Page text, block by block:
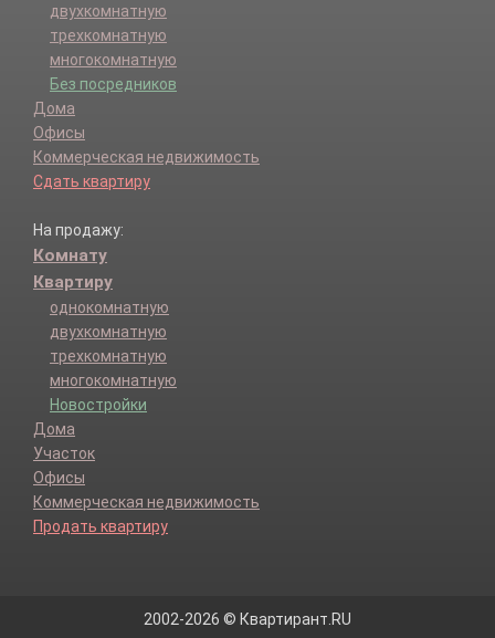
двухкомнатную
трехкомнатную
многокомнатную
Без посредников
Дома
Офисы
Коммерческая недвижимость
Сдать квартиру
На продажу:
Комнату
Квартиру
однокомнатную
двухкомнатную
трехкомнатную
многокомнатную
Новостройки
Дома
Участок
Офисы
Коммерческая недвижимость
Продать квартиру
2002-2026 © Квартирант.RU